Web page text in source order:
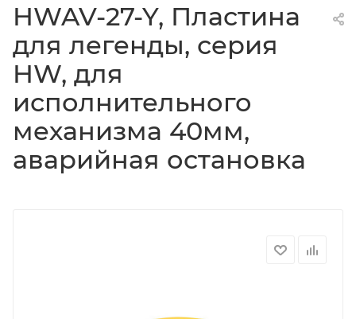
HWAV-27-Y, Пластина
для легенды, серия
HW, для
исполнительного
механизма 40мм,
аварийная остановка